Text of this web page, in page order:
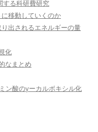
する科研費研究
移動していくのか
出されるエネルギーの量
化
なまとめ
ン酸のγーカルボキシル化